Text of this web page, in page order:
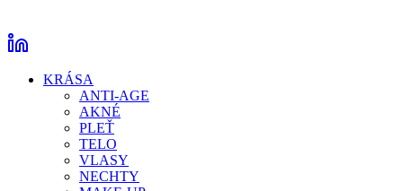
KRÁSA
ANTI-AGE
AKNÉ
PLEŤ
TELO
VLASY
NECHTY